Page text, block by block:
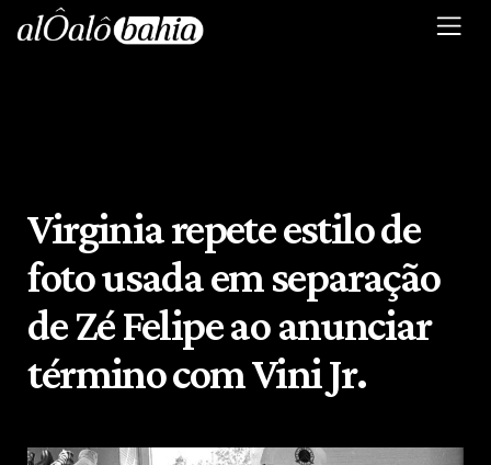
Virginia repete estilo de
foto usada em separação
de Zé Felipe ao anunciar
término com Vini Jr.